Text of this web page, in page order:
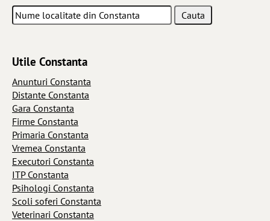
Utile Constanta
Anunturi Constanta
Distante Constanta
Gara Constanta
Firme Constanta
Primaria Constanta
Vremea Constanta
Executori Constanta
ITP Constanta
Psihologi Constanta
Scoli soferi Constanta
Veterinari Constanta